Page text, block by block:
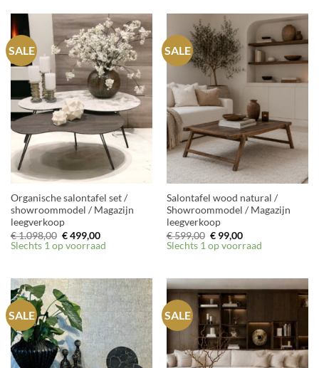
SALE
Organische salontafel set /
showroommodel / Magazijn
leegverkoop
€1.098,00 Oorspronkelijke
prijs
€499,00Huidige
prijs
Slechts 1 op voorraad
SALE
Salontafel wood natural /
Showroommodel / Magazijn
leegverkoop
€599,00 Oorspronkelijke
prijs
was:
€99,00Huidige
prijs
Slechts 1 op voorraad
SALE SALE